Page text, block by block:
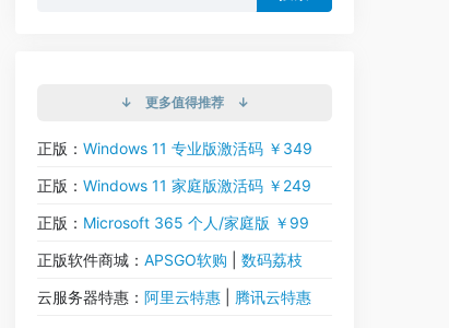
↓ 更多值得推荐 ↓
正版： Windows 11 专业版激活码 ￥349
正版： Windows 11 家庭版激活码 ￥249
正版： Microsoft 365 个人/家庭版 ￥99
正版软件商城： APSGO软购
数码荔枝
云服务器特惠： 阿里云特惠 腾讯云特惠